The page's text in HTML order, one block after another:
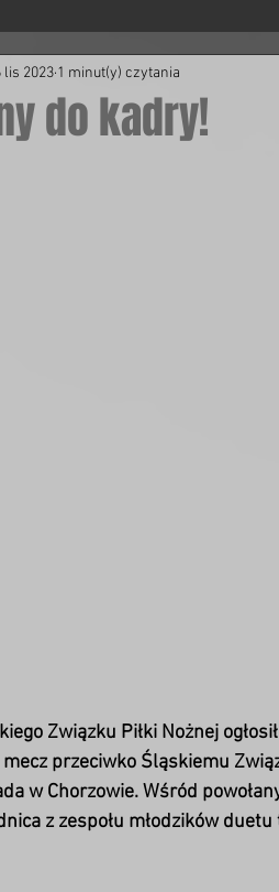
do kadry!
lis 2023 1 minut(y) czytania
Związku Piłki Nożnej
przeciwko Śląskiemu
w Chorzowie. Wśród
z zespołu młodzików